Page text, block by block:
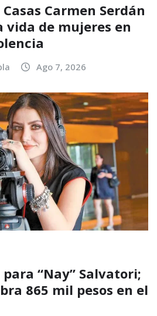
Carmen Serdán
de mujeres en
Ago 7, 2026
“Nay” Salvatori;
865 mil pesos en el